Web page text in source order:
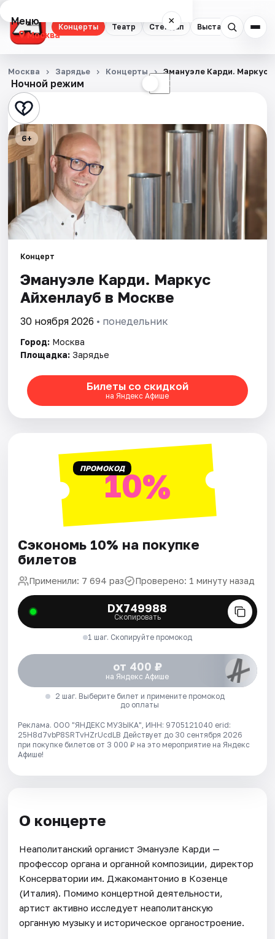
Концерты Театр Стендап Выставки
Меню ×
Москва
Концерты
Театр
Стендап
Выставки
Квесты
Экскурсии
События
Города
Артисты
Рейтинги
Ночной режим ☾
Москва Зарядье Концерты Эмануэле Карди. Маркус
6+
Концерт
Эмануэле Карди. Маркус
Айхенлауб в Москве
30 ноября 2026 • понедельник
Город: Москва
Площадка: Зарядье
Билеты со скидкой
на Яндекс Афише
ПРОМОКОД10%
Сэкономь 10% на покупке
билетов
Применили: 7 694 раз Проверено: 1 минуту назад
DX749988
Скопировать
1 шаг. Скопируйте промокод
от 400 ₽
на Яндекс Афише
2 шаг. Выберите билет и примените промокод
до оплаты
Реклама. ООО "ЯНДЕКС МУЗЫКА", ИНН: 9705121040 erid:
25H8d7vbP8SRTvHZrUcdLB Действует до 30 сентября 2026
при покупке билетов от 3 000 ₽ на это мероприятие на Яндекс
Афише!
О концерте
Неаполитанский органист Эмануэле Карди —
профессор органа и органной композиции, директор
Консерватории им. Джакомантонио в Козенце
(Италия). Помимо концертной деятельности,
артист активно исследует неаполитанскую
органную музыку и историческое органостроение.